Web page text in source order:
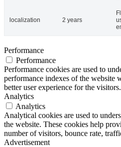
localization 2 years
Performance
Performance
Performance cookies are used to
performance indexes of the website
better user experience for the visitors.
Analytics
Analytics
Analytical cookies are used to
the website. These cookies help
number of visitors, bounce rate,
Advertisement